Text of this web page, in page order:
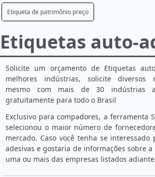
Etiqueta de patrimônio preço
Etiquetas auto-
Solicite um orçamento de Etiquetas
melhores indústrias, solicite diversos
mesmo com mais de 30 indústrias
gratuitamente para todo o Brasil
Exclusivo para compadores, a ferramenta
selecionou o maior número de
mercado. Caso você tenha se interessado
adesivas e gostaria de informações sobre
uma ou mais das empresas listados